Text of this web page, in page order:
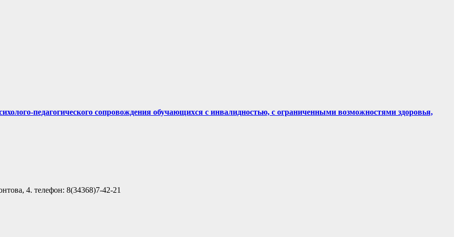
педагогического сопровождения обучающихся с инвалидностью, с ограниченными возможностями здоровья,
4. телефон: 8(34368)7-42-21